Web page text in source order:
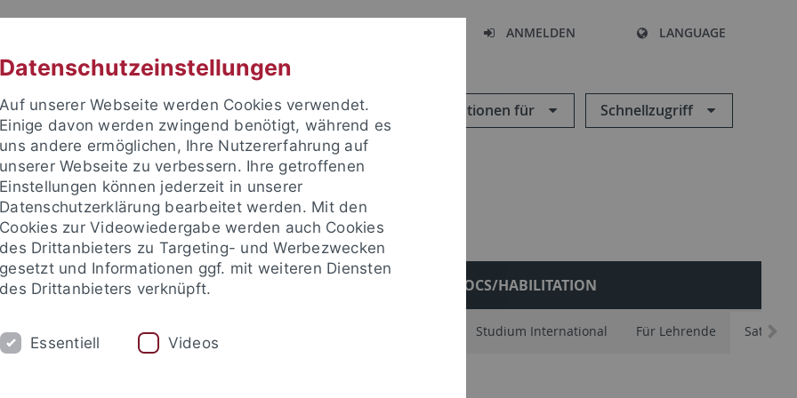
ANMELDEN LANGUAGE
Informationen für Schnellzugriff
Fakultät
STUDIUM POSTDOCS/HABILITATION
Beratungswegweiser Studium International Für Lehrende
Datenschutzeinstellungen
Auf unserer Webseite werden Cookies verwendet.
Einige davon werden zwingend benötigt, während es
uns andere ermöglichen, Ihre Nutzererfahrung auf
unserer Webseite zu verbessern. Ihre getroffenen
Einstellungen können jederzeit in unserer
Datenschutzerklärung bearbeitet werden. Mit den
Cookies zur Videowiedergabe werden auch Cookies
des Drittanbieters zu Targeting- und Werbezwecken
gesetzt und Informationen ggf. mit weiteren Diensten
des Drittanbieters verknüpft.
Essentiell Videos